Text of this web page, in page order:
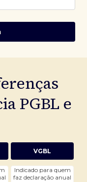
PGBL e
VGBL
Indicado para quem
faz declaração anual